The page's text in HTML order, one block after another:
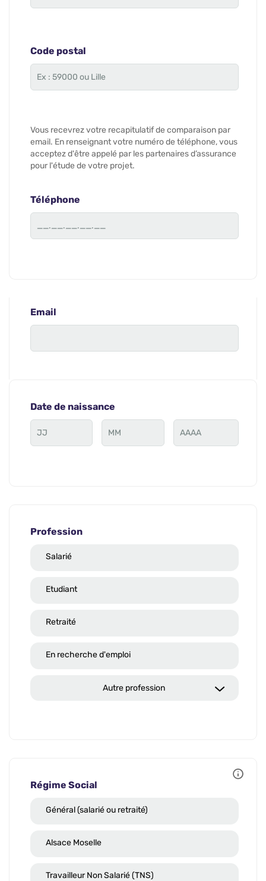
Code postal
Vous recevrez votre recapitulatif de comparaison par
email. En renseignant votre numéro de téléphone, vous
acceptez d'être appelé par les partenaires d’assurance
pour l'étude de votre projet.
Téléphone
Email
Date de naissance
Profession
Salarié
Etudiant
Retraité
En recherche d'emploi
Autre profession
Régime Social
Général (salarié ou retraité)
Alsace Moselle
Travailleur Non Salarié (TNS)